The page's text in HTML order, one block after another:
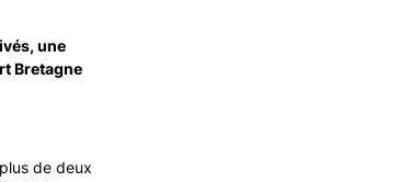
une
Bretagne
de deux